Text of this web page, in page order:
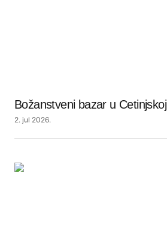
Božanstveni bazar u Cetinjskoj
2. jul 2026.